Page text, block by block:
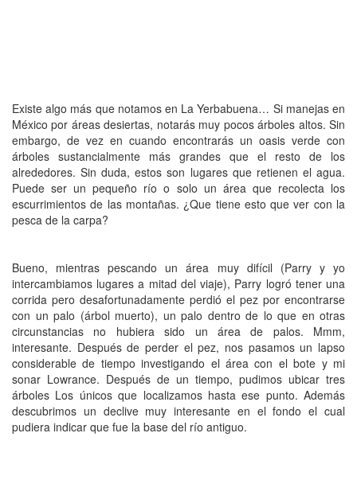
Existe algo más que notamos en La Yerbabuena… Si manejas en
México por áreas desiertas, notarás muy pocos árboles altos. Sin
embargo, de vez en cuando encontrarás un oasis verde con
árboles sustancialmente más grandes que el resto de los
alrededores. Sin duda, estos son lugares que retienen el agua.
Puede ser un pequeño río o solo un área que recolecta los
escurrimientos de las montañas. ¿Que tiene esto que ver con la
pesca de la carpa?
Bueno, mientras pescando un área muy difícil (Parry y yo
intercambiamos lugares a mitad del viaje), Parry logró tener una
corrida pero desafortunadamente perdió el pez por encontrarse
con un palo (árbol muerto), un palo dentro de lo que en otras
circunstancias no hubiera sido un área de palos. Mmm,
interesante. Después de perder el pez, nos pasamos un lapso
considerable de tiempo investigando el área con el bote y mi
sonar Lowrance. Después de un tiempo, pudimos ubicar tres
árboles Los únicos que localizamos hasta ese punto. Además
descubrimos un declive muy interesante en el fondo el cual
pudiera indicar que fue la base del río antiguo.